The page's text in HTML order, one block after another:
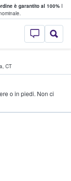
è garantito al 100%I
- Dove
, CT
o in piedi. Non ci